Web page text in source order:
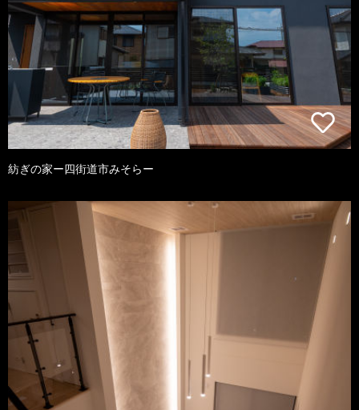
紡ぎの家ー四街道市みそらー